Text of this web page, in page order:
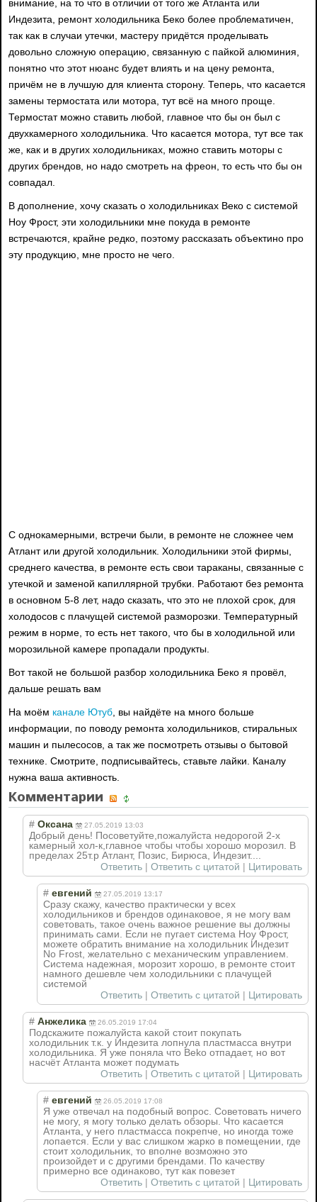
внимание, на то что в отличии от того же Атланта или
Индезита, ремонт холодильника Беко более проблематичен,
так как в случаи утечки, мастеру придётся проделывать
довольно сложную операцию, связанную с пайкой алюминия,
понятно что этот нюанс будет влиять и на цену ремонта,
причём не в лучшую для клиента сторону. Теперь, что касается
замены термостата или мотора, тут всё на много проще.
Термостат можно ставить любой, главное что бы он был с
двухкамерного холодильника. Что касается мотора, тут все так
же, как и в других холодильниках, можно ставить моторы с
других брендов, но надо смотреть на фреон, то есть что бы он
совпадал.
В дополнение, хочу сказать о холодильниках Веко с системой
Ноу Фрост, эти холодильники мне покуда в ремонте
встречаются, крайне редко, поэтому рассказать объектино про
эту продукцию, мне просто не чего.
С однокамерными, встречи были, в ремонте не сложнее чем
Атлант или другой холодильник. Холодильники этой фирмы,
среднего качества, в ремонте есть свои тараканы, связанные с
утечкой и заменой капиллярной трубки. Работают без ремонта
в основном 5-8 лет, надо сказать, что это не плохой срок, для
холодосов с плачущей системой разморозки. Температурный
режим в норме, то есть нет такого, что бы в холодильной или
морозильной камере пропадали продукты.
Вот такой не большой разбор холодильника Беко я провёл,
дальше решать вам
На моём канале Ютуб , вы найдёте на много больше
информации, по поводу ремонта холодильников, стиральных
машин и пылесосов, а так же посмотреть отзывы о бытовой
технике. Смотрите, подписывайтесь, ставьте лайки. Каналу
нужна ваша активность.
Комментарии
# Оксана 27.05.2019 13:03
Добрый день! Посоветуйте,пожалуйста недорогой 2-х
камерный хол-к,главное чтобы чтобы хорошо морозил. В
пределах 25т.р Атлант, Позис, Бирюса, Индезит....
Ответить | Ответить с цитатой | Цитировать
# евгений 27.05.2019 13:17
Сразу скажу, качество практически у всех
холодильников и брендов одинаковое, я не могу вам
советовать, такое очень важное решение вы должны
принимать сами. Если не пугает система Ноу Фрост,
можете обратить внимание на холодильник Индезит
No Frost, желательно с механическим управлением.
Система надежная, морозит хорошо, в ремонте стоит
намного дешевле чем холодильники с плачущей
системой
Ответить | Ответить с цитатой | Цитировать
# Анжелика 26.05.2019 17:04
Подскажите пожалуйста какой стоит покупать
холодильник т.к. у Индезита лопнула пластмасса внутри
холодильника. Я уже поняла что Beko отпадает, но вот
насчёт Атланта может подумать
Ответить | Ответить с цитатой | Цитировать
# евгений 26.05.2019 17:08
Я уже отвечал на подобный вопрос. Советовать ничего
не могу, я могу только делать обзоры. Что касается
Атланта, у него пластмасса покрепче, но иногда тоже
лопается. Если у вас слишком жарко в помещении, где
стоит холодильник, то вполне возможно это
произойдет и с другими брендами. По качеству
примерно все одинаково, тут как повезет
Ответить | Ответить с цитатой | Цитировать